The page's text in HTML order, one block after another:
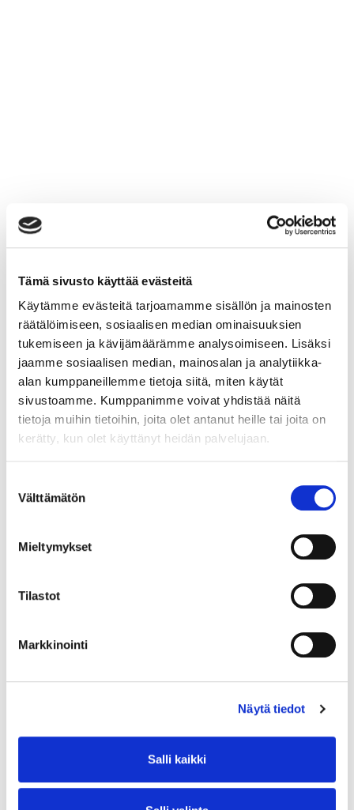
Tämä sivusto käyttää evästeitä
Käytämme evästeitä tarjoamamme sisällön ja mainosten
räätälöimiseen, sosiaalisen median ominaisuuksien
tukemiseen ja kävijämäärämme analysoimiseen. Lisäksi
jaamme sosiaalisen median, mainosalan ja analytiikka-
alan kumppaneillemme tietoja siitä, miten käytät
sivustoamme. Kumppanimme voivat yhdistää näitä
tietoja muihin tietoihin, joita olet antanut heille tai joita on
kerätty, kun olet käyttänyt heidän palvelujaan.
valinta
Välttämätön
Mieltymykset
Tilastot
Markkinointi
Näytä tiedot
Salli kaikki